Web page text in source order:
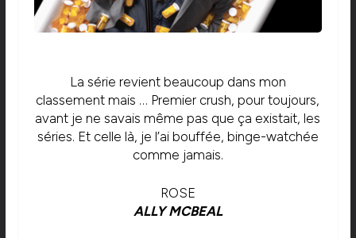
La série revient beaucoup dans mon
classement mais … Premier crush, pour toujours,
avant je ne savais même pas que ça existait, les
séries. Et celle là, je l’ai bouffée, binge-watchée
comme jamais.
ROSE
ALLY MCBEAL